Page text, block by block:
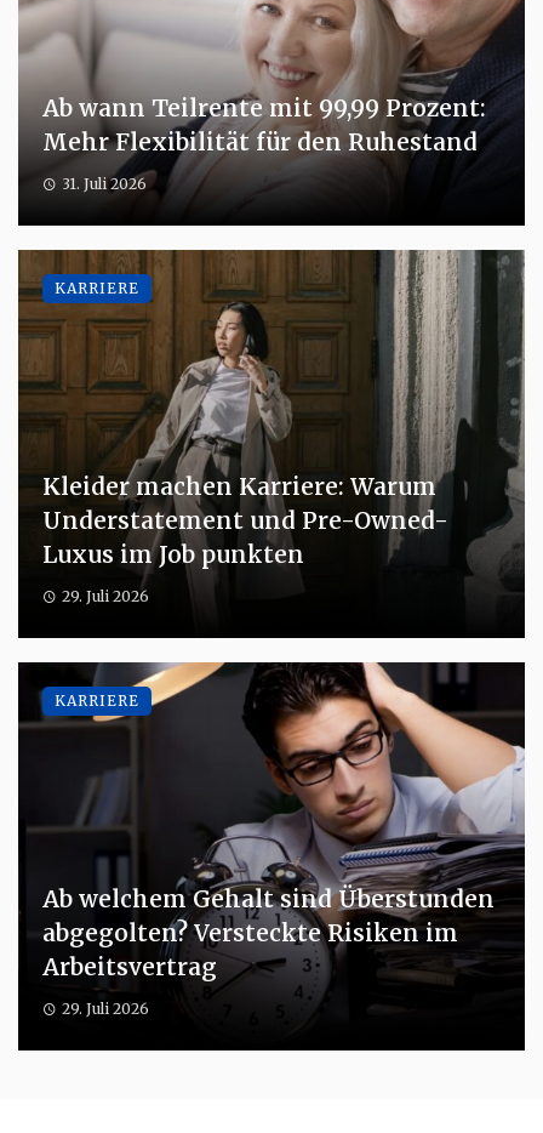
Ab wann Teilrente mit 99,99 Prozent:
Mehr Flexibilität für den Ruhestand
31. Juli 2026
Kleider machen Karriere: Warum
Understatement und Pre-Owned-
Luxus im Job punkten
29. Juli 2026
KARRIERE
Ab welchem Gehalt sind Überstunden
abgegolten? Versteckte Risiken im
Arbeitsvertrag
29. Juli 2026
KARRIERE